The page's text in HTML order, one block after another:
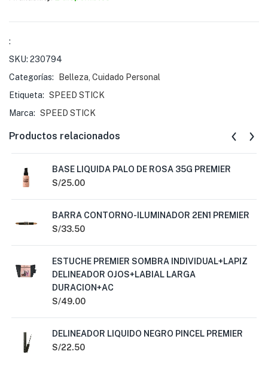
:
SKU: 230794
Categorías:
Belleza Cuidado Personal
Etiqueta: SPEED STICK
Marca: SPEED STICK
Productos relacionados
BASE LIQUIDA PALO DE ROSA 35G PREMIER
S/25.00
BARRA CONTORNO-ILUMINADOR 2EN1 PREMIER
S/33.50
ESTUCHE PREMIER SOMBRA INDIVIDUAL+LAPIZ
DELINEADOR OJOS+LABIAL LARGA
DURACION+AC
S/49.00
DELINEADOR LIQUIDO NEGRO PINCEL PREMIER
S/22.50